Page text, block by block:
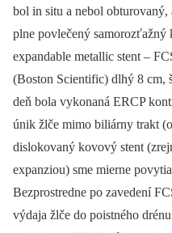
bol in situ a nebol obturovaný,
plne povlečený
expandable metallic stent –⁠
(Boston Scientific) dlhý 8 cm,
deň bola vykonaná ERCP
únik žlče mimo bi­liárny trakt
dislokovaný kovový stent
expanziou) sme mierne
Bezprostredne po zavedení
výdaja žlče do poistného